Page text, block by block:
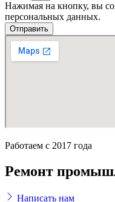
Нажимая на кнопку, вы
персональных данных.
Отправить
Работаем с 2017 года
Ремонт
Написать нам